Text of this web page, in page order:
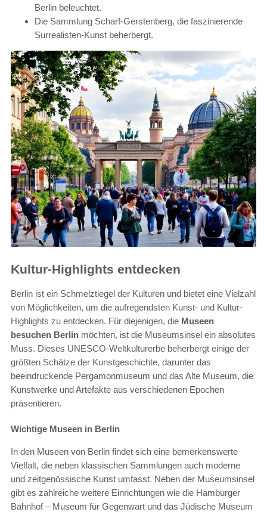
Berlin beleuchtet.
Die Sammlung Scharf-Gerstenberg, die faszinierende
Surrealisten-Kunst beherbergt.
Kultur-Highlights entdecken
Berlin ist ein Schmelztiegel der Kulturen und bietet eine Vielzahl
von Möglichkeiten, um die aufregendsten Kunst- und Kultur-
Highlights zu entdecken. Für diejenigen, die Museen
besuchen Berlin möchten, ist die Museumsinsel ein absolutes
Muss. Dieses UNESCO-Weltkulturerbe beherbergt einige der
größten Schätze der Kunstgeschichte, darunter das
beeindruckende Pergamonmuseum und das Alte Museum, die
Kunstwerke und Artefakte aus verschiedenen Epochen
präsentieren.
Wichtige Museen in Berlin
In den Museen von Berlin findet sich eine bemerkenswerte
Vielfalt, die neben klassischen Sammlungen auch moderne
und zeitgenössische Kunst umfasst. Neben der Museumsinsel
gibt es zahlreiche weitere Einrichtungen wie die Hamburger
Bahnhof – Museum für Gegenwart und das Jüdische Museum